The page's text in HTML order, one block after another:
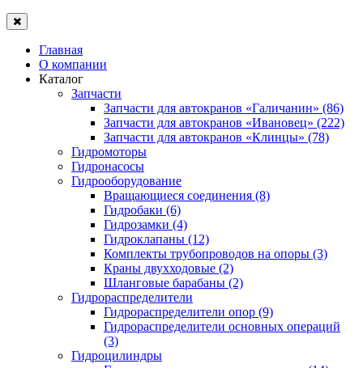
Главная
О компании
Каталог
Запчасти
Запчасти для автокранов «Галичанин» (86)
Запчасти для автокранов «Ивановец» (222)
Запчасти для автокранов «Клинцы» (78)
Гидромоторы
Гидронасосы
Гидрооборудование
Вращающиеся соединения (8)
Гидробаки (6)
Гидрозамки (4)
Гидроклапаны (12)
Комплекты трубопроводов на опоры (3)
Краны двухходовые (2)
Шланговые барабаны (2)
Гидрораспределители
Гидрораспределители опор (9)
Гидрораспределители основных операций
(3)
Гидроцилиндры